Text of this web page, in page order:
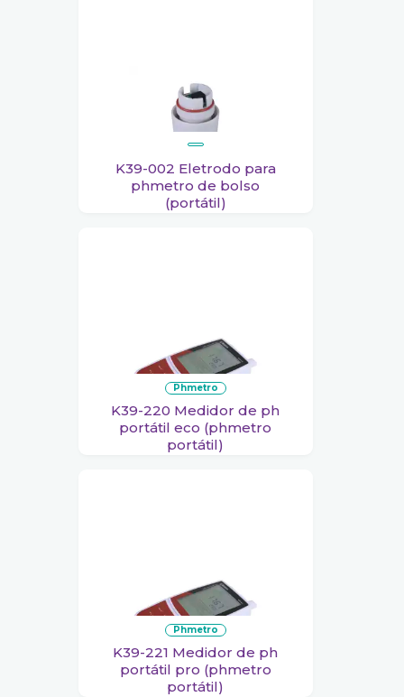
K39-002 Eletrodo para
phmetro de bolso
(portátil)
phmetro
K39-220 Medidor de ph
portátil eco (phmetro
portátil)
phmetro
K39-221 Medidor de ph
portátil pro (phmetro
portátil)